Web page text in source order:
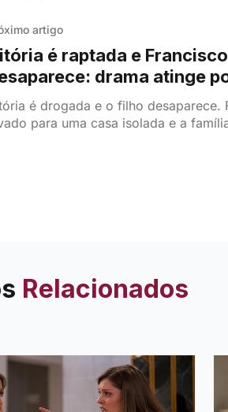
artigo
é raptada e Francisco
drama atinge
novela da SIC
é drogada e o filho desaparece.
para uma casa isolada e a
Relacionados